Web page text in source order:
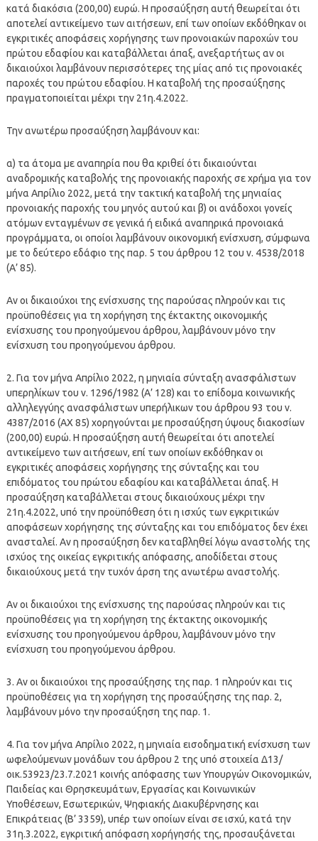
κατά διακόσια (200,00) ευρώ. Η προσαύξηση αυτή θεωρείται ότι
αποτελεί αντικείμενο των αιτήσεων, επί των οποίων εκδόθηκαν οι
εγκριτικές αποφάσεις χορήγησης των προνοιακών παροχών του
πρώτου εδαφίου και καταβάλλεται άπαξ, ανεξαρτήτως αν οι
δικαιούχοι λαμβάνουν περισσότερες της μίας από τις προνοιακές
παροχές του πρώτου εδαφίου. Η καταβολή της προσαύξησης
πραγματοποιείται μέχρι την 21η.4.2022.
Την ανωτέρω προσαύξηση λαμβάνουν και:
α) τα άτομα με αναπηρία που θα κριθεί ότι δικαιούνται
αναδρομικής καταβολής της προνοιακής παροχής σε χρήμα για τον
μήνα Απρίλιο 2022, μετά την τακτική καταβολή της μηνιαίας
προνοιακής παροχής του μηνός αυτού και β) οι ανάδοχοι γονείς
ατόμων ενταγμένων σε γενικά ή ειδικά αναπηρικά προνοιακά
προγράμματα, οι οποίοι λαμβάνουν οικονομική ενίσχυση, σύμφωνα
με το δεύτερο εδάφιο της παρ. 5 του άρθρου 12 του ν. 4538/2018
(Α’ 85).
Αν οι δικαιούχοι της ενίσχυσης της παρούσας πληρούν και τις
προϋποθέσεις για τη χορήγηση της έκτακτης οικονομικής
ενίσχυσης του προηγούμενου άρθρου, λαμβάνουν μόνο την
ενίσχυση του προηγούμενου άρθρου.
2. Για τον μήνα Απρίλιο 2022, η μηνιαία σύνταξη ανασφάλιστων
υπερηλίκων του ν. 1296/1982 (Α’ 128) και το επίδομα κοινωνικής
αλληλεγγύης ανασφάλιστων υπερήλικων του άρθρου 93 του ν.
4387/2016 (ΑΧ 85) χορηγούνται με προσαύξηση ύψους διακοσίων
(200,00) ευρώ. Η προσαύξηση αυτή θεωρείται ότι αποτελεί
αντικείμενο των αιτήσεων, επί των οποίων εκδόθηκαν οι
εγκριτικές αποφάσεις χορήγησης της σύνταξης και του
επιδόματος του πρώτου εδαφίου και καταβάλλεται άπαξ. Η
προσαύξηση καταβάλλεται στους δικαιούχους μέχρι την
21η.4.2022, υπό την προϋπόθεση ότι η ισχύς των εγκριτικών
αποφάσεων χορήγησης της σύνταξης και του επιδόματος δεν έχει
ανασταλεί. Αν η προσαύξηση δεν καταβληθεί λόγω αναστολής της
ισχύος της οικείας εγκριτικής απόφασης, αποδίδεται στους
δικαιούχους μετά την τυχόν άρση της ανωτέρω αναστολής.
Αν οι δικαιούχοι της ενίσχυσης της παρούσας πληρούν και τις
προϋποθέσεις για τη χορήγηση της έκτακτης οικονομικής
ενίσχυσης του προηγούμενου άρθρου, λαμβάνουν μόνο την
ενίσχυση του προηγούμενου άρθρου.
3. Αν οι δικαιούχοι της προσαύξησης της παρ. 1 πληρούν και τις
προϋποθέσεις για τη χορήγηση της προσαύξησης της παρ. 2,
λαμβάνουν μόνο την προσαύξηση της παρ. 1.
4. Για τον μήνα Απρίλιο 2022, η μηνιαία εισοδηματική ενίσχυση των
ωφελούμενων μονάδων του άρθρου 2 της υπό στοιχεία Δ13/
οικ.53923/23.7.2021 κοινής απόφασης των Υπουργών Οικονομικών,
Παιδείας και Θρησκευμάτων, Εργασίας και Κοινωνικών
Υποθέσεων, Εσωτερικών, Ψηφιακής Διακυβέρνησης και
Επικράτειας (Β’ 3359), υπέρ των οποίων είναι σε ισχύ, κατά την
31η.3.2022, εγκριτική απόφαση χορήγησής της, προσαυξάνεται